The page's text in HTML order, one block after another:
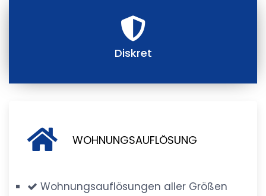
Diskret
WOHNUNGSAUFLÖSUNG
Wohnungsauflösungen aller Größen